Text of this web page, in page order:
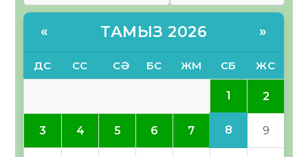
« ТАМЫЗ 2026 »
ДС СС СӘ БС ЖМ СБ ЖС
1 2
3 4 5 6 7 8 9